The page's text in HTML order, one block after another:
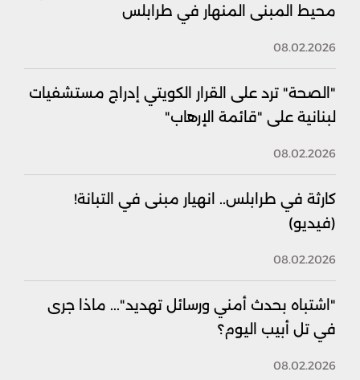
محيط المبنى المنهار في طرابلس
08.02.2026
"الصحة" ترد على القرار الكويتي إدراج مستشفيات
لبنانية على "قائمة الإرهاب"
08.02.2026
كارثة في طرابلس.. انهيار مبنى في التبانة!
(فيديو)
08.02.2026
"اشتباه بحدث أمني ورسائل تهديد"... ماذا جرى
في تل أبيب اليوم؟
08.02.2026